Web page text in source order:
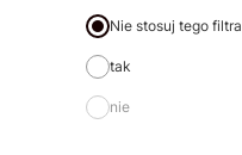
Nie stosuj tego filtra
tak
nie